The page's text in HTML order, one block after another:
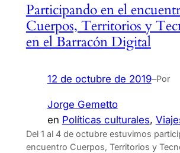
Participando en el
Cuerpos, Territorios y
en el Barracón Digital
12 de octubre de 2019–Por
Jorge Gemetto
en Políticas culturales,
Del 1 al 4 de octubre estuvimos
encuentro Cuerpos, Territorios y